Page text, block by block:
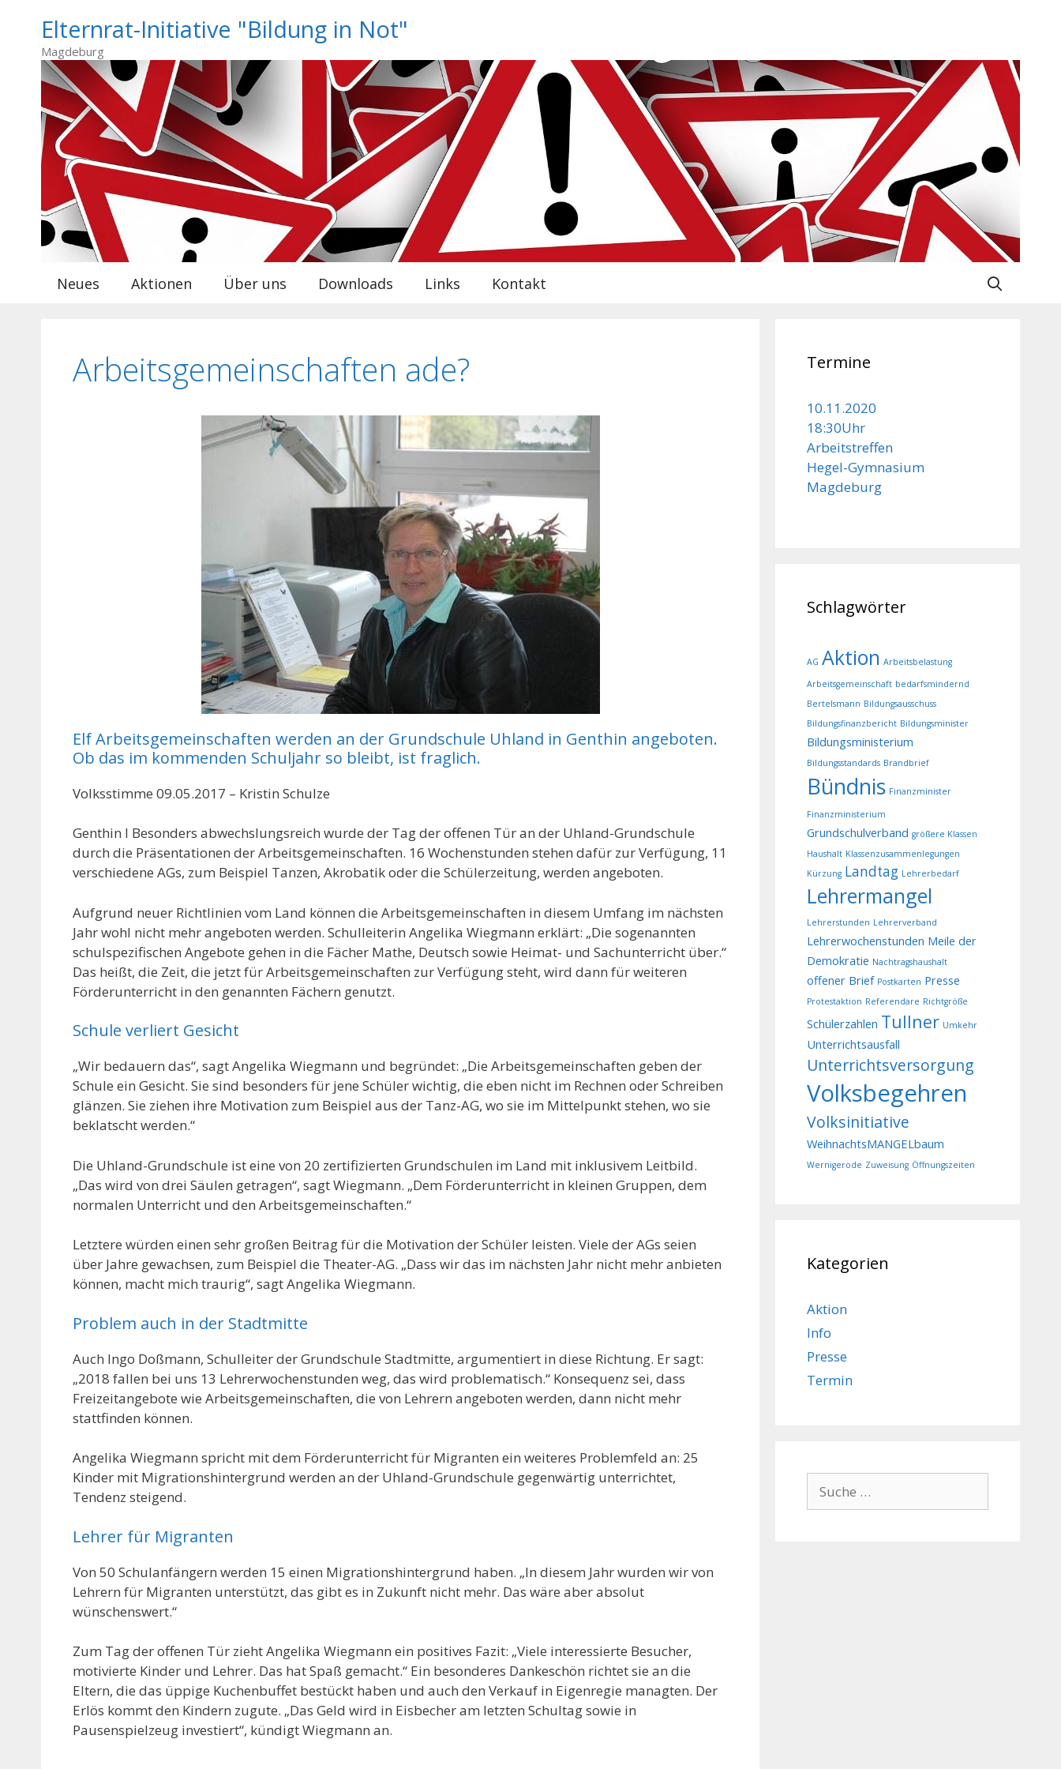
springen
Elternrat-Initiative "Bildung in Not"
Magdeburg
Neues Aktionen Über uns Downloads Links Kontakt
Arbeitsgemeinschaften ade?
Elf Arbeitsgemeinschaften werden an der Grundschule Uhland in Genthin angeboten.
Ob das im kommenden Schuljahr so bleibt, ist fraglich.
Volksstimme 09.05.2017 – Kristin Schulze
Genthin l Besonders abwechslungsreich wurde der Tag der offenen Tür an der Uhland-Grundschule
durch die Präsentationen der Arbeitsgemeinschaften. 16 Wochenstunden stehen dafür zur Verfügung, 11
verschiedene AGs, zum Beispiel Tanzen, Akrobatik oder die Schülerzeitung, werden angeboten.
Aufgrund neuer Richtlinien vom Land können die Arbeitsgemeinschaften in diesem Umfang im nächsten
Jahr wohl nicht mehr angeboten werden. Schulleiterin Angelika Wiegmann erklärt: „Die sogenannten
schulspezifischen Angebote gehen in die Fächer Mathe, Deutsch sowie Heimat- und Sachunterricht über.“
Das heißt, die Zeit, die jetzt für Arbeitsgemeinschaften zur Verfügung steht, wird dann für weiteren
Förderunterricht in den genannten Fächern genutzt.
Schule verliert Gesicht
„Wir bedauern das“, sagt Angelika Wiegmann und begründet: „Die Arbeitsgemeinschaften geben der
Schule ein Gesicht. Sie sind besonders für jene Schüler wichtig, die eben nicht im Rechnen oder Schreiben
glänzen. Sie ziehen ihre Motivation zum Beispiel aus der Tanz-AG, wo sie im Mittelpunkt stehen, wo sie
beklatscht werden.“
Die Uhland-Grundschule ist eine von 20 zertifizierten Grundschulen im Land mit inklusivem Leitbild.
„Das wird von drei Säulen getragen“, sagt Wiegmann. „Dem Förderunterricht in kleinen Gruppen, dem
normalen Unterricht und den Arbeitsgemeinschaften.“
Letztere würden einen sehr großen Beitrag für die Motivation der Schüler leisten. Viele der AGs seien
über Jahre gewachsen, zum Beispiel die Theater-AG. „Dass wir das im nächsten Jahr nicht mehr anbieten
können, macht mich traurig“, sagt Angelika Wiegmann.
Problem auch in der Stadtmitte
Auch Ingo Doßmann, Schulleiter der Grundschule Stadtmitte, argumentiert in diese Richtung. Er sagt:
„2018 fallen bei uns 13 Lehrerwochenstunden weg, das wird problematisch.“ Konsequenz sei, dass
Freizeitangebote wie Arbeitsgemeinschaften, die von Lehrern angeboten werden, dann nicht mehr
stattfinden können.
Angelika Wiegmann spricht mit dem Förderunterricht für Migranten ein weiteres Problemfeld an: 25
Kinder mit Migrationshintergrund werden an der Uhland-Grundschule gegenwärtig unterrichtet,
Tendenz steigend.
Lehrer für Migranten
Von 50 Schulanfängern werden 15 einen Migrationshintergrund haben. „In diesem Jahr wurden wir von
Lehrern für Migranten unterstützt, das gibt es in Zukunft nicht mehr. Das wäre aber absolut
wünschenswert.“
Zum Tag der offenen Tür zieht Angelika Wiegmann ein positives Fazit: „Viele interessierte Besucher,
motivierte Kinder und Lehrer. Das hat Spaß gemacht.“ Ein besonderes Dankeschön richtet sie an die
Eltern, die das üppige Kuchenbuffet bestückt haben und auch den Verkauf in Eigenregie managten. Der
Erlös kommt den Kindern zugute. „Das Geld wird in Eisbecher am letzten Schultag sowie in
Pausenspielzeug investiert“, kündigt Wiegmann an.
Termine
10.11.2020
18:30Uhr
Arbeitstreffen
Hegel-Gymnasium
Magdeburg
Schlagwörter
AG Aktion Arbeitsbelastung
Arbeitsgemeinschaft bedarfsmindernd
Bertelsmann Bildungsausschuss
Bildungsfinanzbericht Bildungsminister
Bildungsministerium
Bildungsstandards Brandbrief
Bündnis Finanzminister
Finanzministerium
Grundschulverband größere Klassen
Haushalt Klassenzusammenlegungen
Kürzung Landtag Lehrerbedarf
Lehrermangel
Lehrerstunden Lehrerverband
Lehrerwochenstunden Meile der
Demokratie Nachtragshaushalt
offener Brief Postkarten Presse
Protestaktion Referendare Richtgröße
Schülerzahlen Tullner Umkehr
Unterrichtsausfall
Unterrichtsversorgung
Volksbegehren
Volksinitiative
WeihnachtsMANGELbaum
Wernigerode Zuweisung Öffnungszeiten
Kategorien
Aktion
Info
Presse
Termin
nach: